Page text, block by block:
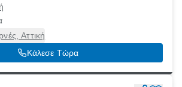
Αττική
Κάλεσε Τώρα